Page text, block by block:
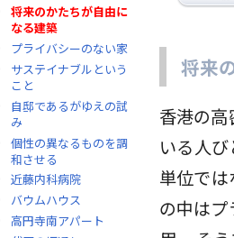
将来のかたちが自由に
なる建築
プライバシーのない家
サステイナブルという
こと
自邸であるがゆえの試
み
個性の異なるものを調
和させる
近藤内科病院
バウムハウス
高円寺南アパート
将来
香港の
いる人
単位で
の中は